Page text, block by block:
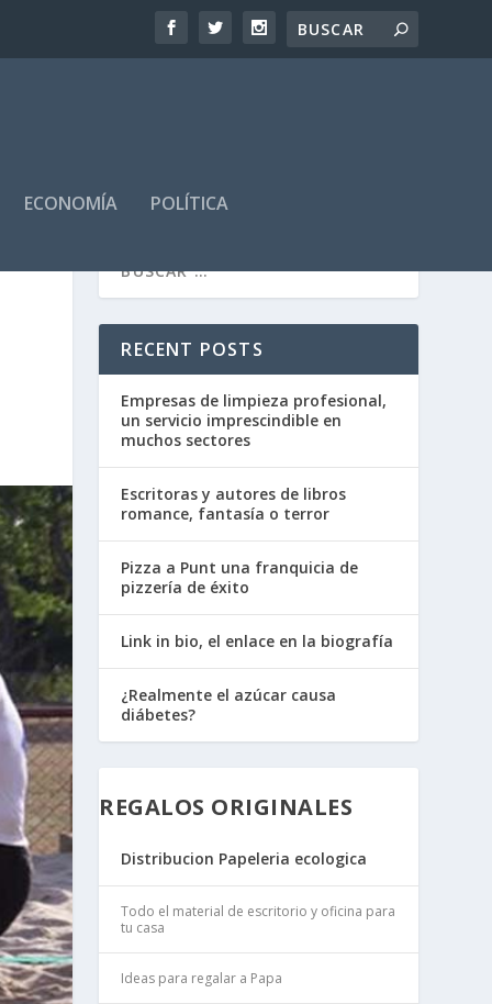
ECONOMÍA POLÍTICA
RECENT POSTS
Empresas de limpieza profesional,
un servicio imprescindible en
muchos sectores
Escritoras y autores de libros
romance, fantasía o terror
Pizza a Punt una franquicia de
pizzería de éxito
Link in bio, el enlace en la biografía
¿Realmente el azúcar causa
diábetes?
REGALOS ORIGINALES
Distribucion Papeleria ecologica
Todo el material de escritorio y oficina para
tu casa
Ideas para regalar a Papa